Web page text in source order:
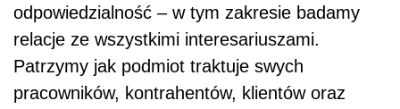
odpowiedzialność – w tym zakresie badamy
relacje ze wszystkimi interesariuszami.
Patrzymy jak podmiot traktuje swych
pracowników, kontrahentów, klientów oraz